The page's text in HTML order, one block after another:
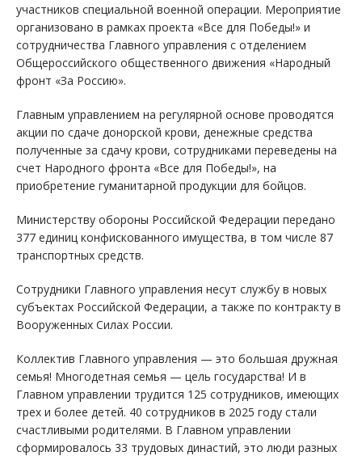
участников специальной военной операции. Мероприятие
организовано в рамках проекта «Все для Победы!» и
сотрудничества Главного управления с отделением
Общероссийского общественного движения «Народный
фронт «За Россию».
Главным управлением на регулярной основе проводятся
акции по сдаче донорской крови, денежные средства
полученные за сдачу крови, сотрудниками переведены на
счет Народного фронта «Все для Победы!», на
приобретение гуманитарной продукции для бойцов.
Министерству обороны Российской Федерации передано
377 единиц конфискованного имущества, в том числе 87
транспортных средств.
Сотрудники Главного управления несут службу в новых
субъектах Российской Федерации, а также по контракту в
Вооруженных Силах России.
Коллектив Главного управления — это большая дружная
семья! Многодетная семья — цель государства! И в
Главном управлении трудится 125 сотрудников, имеющих
трех и более детей. 40 сотрудников в 2025 году стали
счастливыми родителями. В Главном управлении
сформировалось 33 трудовых династий, это люди разных